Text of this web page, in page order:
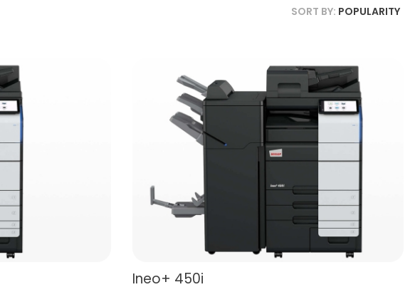
SORT BY: POPULARITY
Ineo+ 450i